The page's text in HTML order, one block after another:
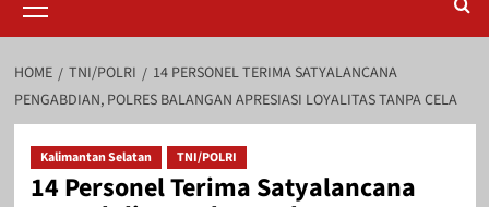
Menu
HOME TNI/POLRI
14 PERSONEL TERIMA SATYALANCANA
PENGABDIAN, POLRES BALANGAN APRESIASI LOYALITAS TANPA CELA
Kalimantan Selatan TNI/POLRI
14 Personel Terima Satyalancana